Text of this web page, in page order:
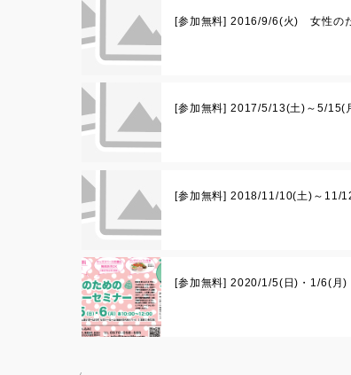
[参加無料] 2016/9/6(火) 女性の
[参加無料] 2017/5/13(土)～5/
[参加無料] 2018/11/10(土)～11/
[参加無料] 2020/1/5(日)・1/6(月